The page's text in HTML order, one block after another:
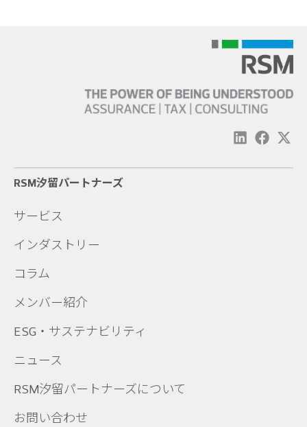
RSM汐留パートナーズ
サービス
インダストリー
コラム
メンバー紹介
ESG・サステナビリティ
ニュース
RSM汐留パートナーズについて
お問い合わせ